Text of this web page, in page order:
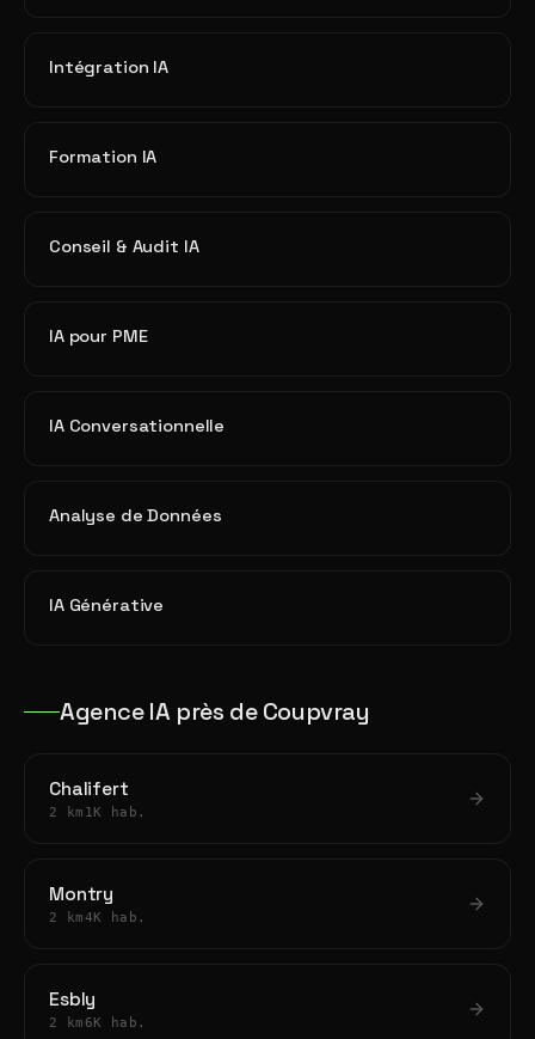
Intégration IA
Formation IA
Conseil & Audit IA
IA pour PME
IA Conversationnelle
Analyse de Données
IA Générative
Agence IA près de Coupvray
Chalifert
2 km 1K hab.
Montry
2 km4K hab.
Esbly
2 km 6K hab.